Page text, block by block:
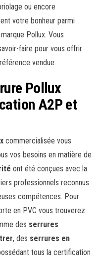
ou encore
votre bonheur parmi
Pollux. Vous
faire pour vous offrir
vendue.
Pollux
A2P et
commercialisée vous
vos besoins en matière de
ont été conçues avec la
professionnels reconnus
compétences. Pour
en PVC vous trouverez
des serrures
, des serrures en
tous la certification